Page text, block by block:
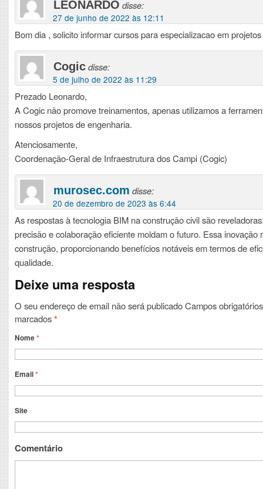
LEONARDO disse:
27 de junho de 2022 às 12:11
Bom dia , solicito informar cursos para especializacao em
Cogicdisse:
5 de julho de 2022 às 11:29
Prezado Leonardo,
A Cogic não promove treinamentos, apenas utilizamos a
nossos projetos de engenharia.
Atenciosamente,
Coordenação-Geral de Infraestrutura dos Campi (Cogic)
murosec.com disse:
20 de dezembro de 2023 às 6:44
As respostas à tecnologia BIM na construção civil são
precisão e colaboração eficiente moldam o futuro. Essa inovação
construção, proporcionando benefícios notáveis em termos de
qualidade.
Deixe uma resposta
O seu endereço de email não será publicadoCampos
marcados*
Nome*
Email*
Site
Comentário